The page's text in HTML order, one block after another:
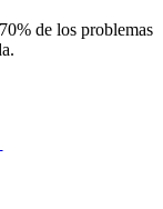
de los problemas